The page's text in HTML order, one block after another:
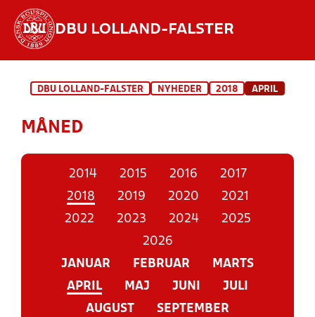
DBU LOLLAND-FALSTER
STILLINGER, RESULTATER, KLUBBER OG
DBU LOLLAND-FALSTER NYHEDER 2018 APRIL
MÅNED
2014 2015 2016
2017
2018
2019 2020
2021
2022
2023 2024
2025
2026
JANUAR
FEBRUAR
MARTS
APRIL
MAJ JUNI
JULI
AUGUST
SEPTEMBER